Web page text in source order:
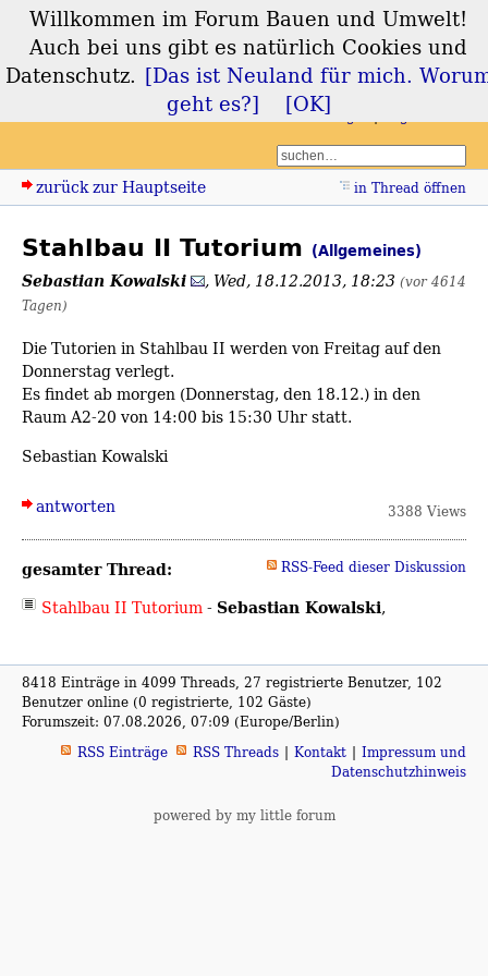
Forum Bauen und
Umwelt
zurück zur Hauptseite in Thread öffnen
Stahlbau II Tutorium (Allgemeines)
Sebastian Kowalski , Wed, 18.12.2013, 18:23 (vor 4614
Tagen)
Die Tutorien in Stahlbau II werden von Freitag auf den
Donnerstag verlegt.
Es findet ab morgen (Donnerstag, den 18.12.) in den
Raum A2-20 von 14:00 bis 15:30 Uhr statt.
Sebastian Kowalski
antworten 3388 Views
gesamter Thread: RSS-Feed dieser Diskussion
Stahlbau II Tutorium- Sebastian Kowalski,
8418 Einträge in 4099 Threads, 27 registrierte Benutzer, 102
Benutzer online (0 registrierte, 102 Gäste)
Forumszeit: 07.08.2026, 07:09 (Europe/Berlin)
RSS Einträge
RSS Threads Kontakt
Impressum und
Datenschutzhinweis
powered by my little forum
Willkommen im Forum Bauen und Umwelt!
Auch bei uns gibt es natürlich Cookies und
Datenschutz. [Das ist Neuland für mich.
geht es?]
[OK]